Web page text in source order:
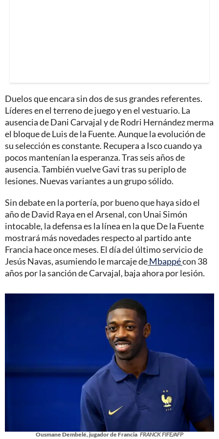
Duelos que encara sin dos de sus grandes referentes.
Líderes en el terreno de juego y en el vestuario. La
ausencia de Dani Carvajal y de Rodri Hernández merma
el bloque de Luis de la Fuente. Aunque la evolución de
su selección es constante. Recupera a Isco cuando ya
pocos mantenían la esperanza. Tras seis años de
ausencia. También vuelve Gavi tras su periplo de
lesiones. Nuevas variantes a un grupo sólido.
Sin debate en la portería, por bueno que haya sido el
año de David Raya en el Arsenal, con Unai Simón
intocable, la defensa es la línea en la que De la Fuente
mostrará más novedades respecto al partido ante
Francia hace once meses. El día del último servicio de
Jesús Navas, asumiendo le marcaje deMbappécon 38
años por la sanción de Carvajal, baja ahora por lesión.
Ousmane Dembelé, jugador de Francia FRANCK FIFE/AFP